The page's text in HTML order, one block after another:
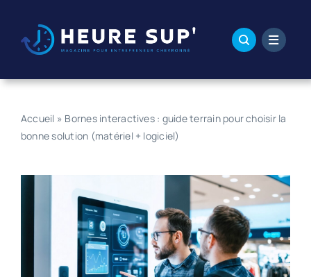
contenu
Accueil » Bornes interactives : guide terrain pour choisir la
bonne solution (matériel + logiciel)